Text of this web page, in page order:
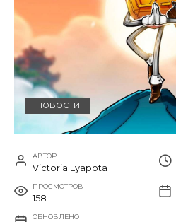
НОВОСТИ
АВТОР
Victoria Lyapota
ПРОСМОТРОВ
158
ОБНОВЛЕНО